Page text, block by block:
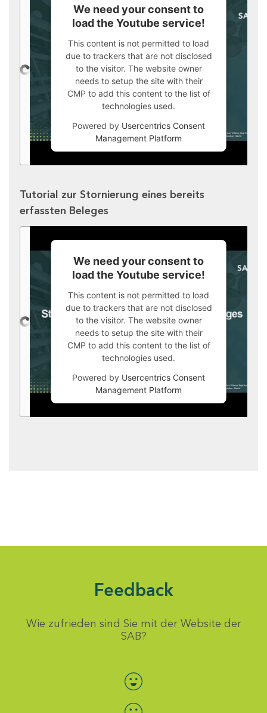
We need your consent to
load the Youtube service!
This content is not permitted to load
due to trackers that are not disclosed
to the visitor. The website owner
needs to setup the site with their
CMP to add this content to the list of
technologies used.
Powered by Usercentrics Consent
Management Platform
Tutorial zur Stornierung eines bereits
erfassten Beleges
We need your consent to
load the Youtube service!
This content is not permitted to load
due to trackers that are not disclosed
to the visitor. The website owner
needs to setup the site with their
CMP to add this content to the list of
technologies used.
Powered by Usercentrics Consent
Management Platform
Feedback
Wie zufrieden sind Sie mit der Website der
SAB?
Bewertung auswählen